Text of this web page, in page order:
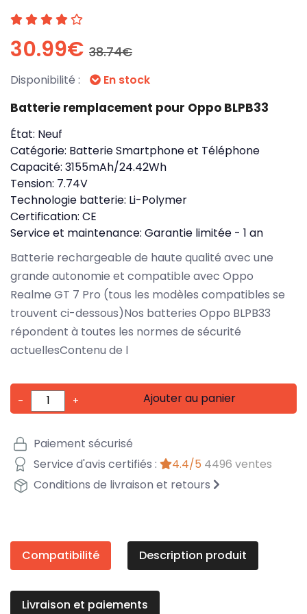
30.99€ 38.74€
Disponibilité : En stock
Batterie remplacement pour Oppo BLPB33
État: Neuf
Catégorie: Batterie Smartphone et Téléphone
Capacité: 3155mAh/24.42Wh
Tension: 7.74V
Technologie batterie: Li-Polymer
Certification: CE
Service et maintenance: Garantie limitée - 1 an
Batterie rechargeable de haute qualité avec une
grande autonomie et compatible avec Oppo
Realme GT 7 Pro (tous les modèles compatibles se
trouvent ci-dessous)Nos batteries Oppo BLPB33
répondent à toutes les normes de sécurité
actuellesContenu de l
- + Ajouter au panier
Paiement sécurisé
Service d'avis certifiés :
4.4/5 4496 ventes
Conditions de livraison et retours
Compatibilité Description produit
Livraison et paiements